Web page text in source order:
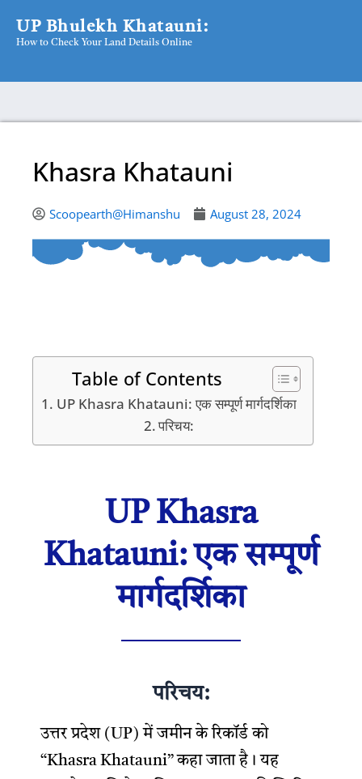
content
UP Bhulekh Khatauni:
How to Check Your Land Details Online
Khasra Khatauni
Scoopearth@Himanshu August 28, 2024
Table of Contents
UP Khasra Khatauni: एक सम्पूर्ण मार्गदर्शिका
परिचय:
UP Khasra
Khatauni: एक सम्पूर्ण
मार्गदर्शिका
परिचय:
उत्तर प्रदेश (UP) में जमीन के रिकॉर्ड को
“Khasra Khatauni” कहा जाता है। यह